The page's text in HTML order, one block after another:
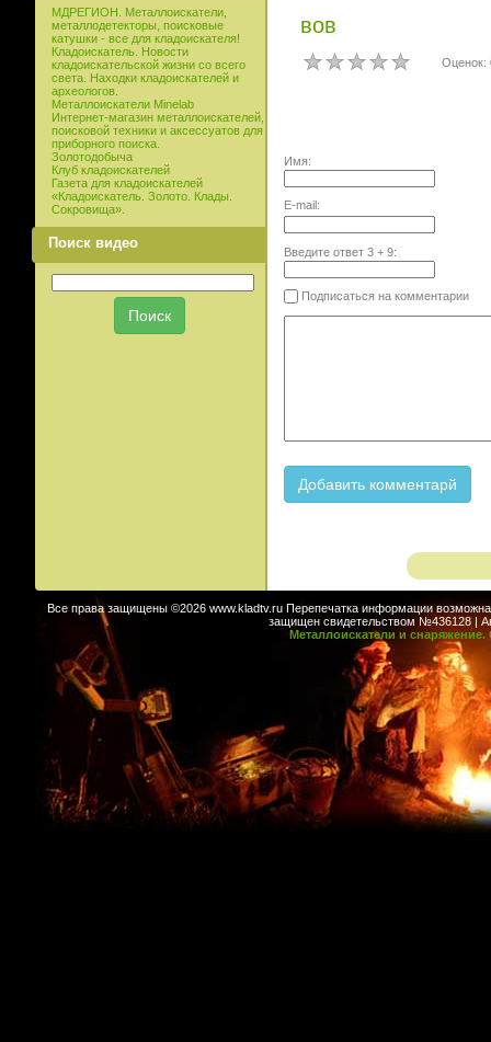
МДРЕГИОН. Металлоискатели,
металлодетекторы, поисковые
катушки - все для кладоискателя!
Кладоискатель. Новости
кладоискательской жизни со всего
света. Находки кладоискателей и
археологов.
Металлоискатели Minelab
Интернет-магазин металлоискателей,
поисковой техники и аксессуатов для
приборного поиска.
Золотодобыча
Клуб кладоискателей
Газета для кладоискателей
«Кладоискатель. Золото. Клады.
Сокровища».
Поиск видео
вов
Оценок:
Имя:
E-mail:
Введите ответ 3+ 9:
Подписаться на комментарии
Все права защищены ©2026 www.kladtv.ru Перепечатка информации возможна
защищен свидетельством №436128 |
Металлоискатели и